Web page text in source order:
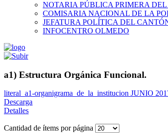
NOTARIA PÚBLICA PRIMERA
COMISARIA NACIONAL DE LA
JEFATURA POLÍTICA DEL
INFOCENTRO OLMEDO
a1) Estructura Orgánica Funcional.
literal_a1-organigrama_de_la_institucion JUNIO
Descarga
Detalles
Cantidad de ítems por página